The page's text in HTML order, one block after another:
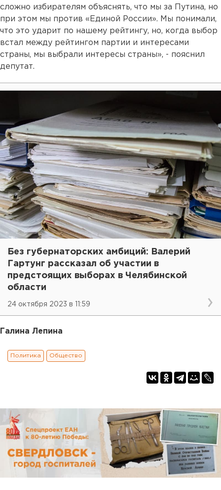
сложно избирателям объяснять, что мы за Путина, но
при этом мы против «Единой России». Мы понимали,
что это ударит по нашему рейтингу, но, когда выбор
встал между рейтингом партии и интересами
страны, мы выбрали интересы страны», - пояснил
депутат.
Без губернаторских амбиций: Валерий
Гартунг рассказал об участии в
предстоящих выборах в Челябинской
области
24 октября 2023 в 11:59
Галина Лепина
Политика Общество